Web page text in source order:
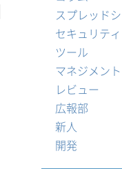
スプレッド
セキュリティ
ツール
マネジメント
レビュー
広報部
新人
開発